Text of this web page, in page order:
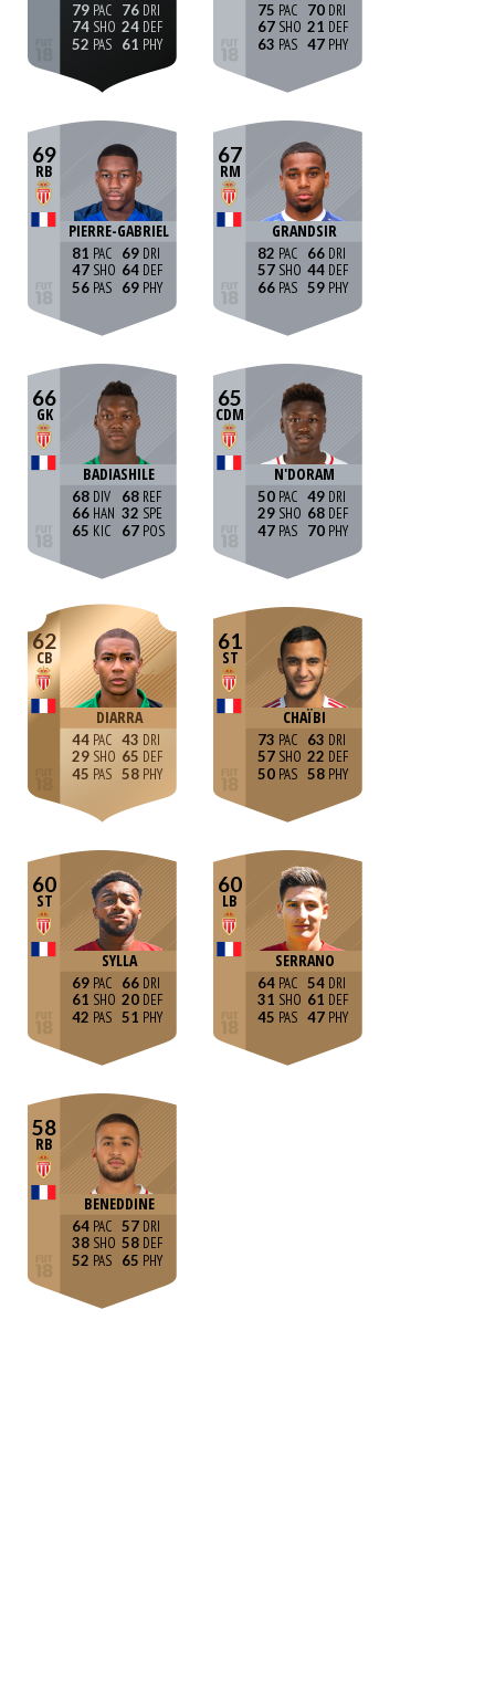
79
74
52
76
24
61
75
67
63
70
21
47
69
RB
PIERRE-GABRIEL
81
47
56
69
64
69
67
RM
GRANDSIR
82
57
66
66
44
59
66
GK
BADIASHILE
68
66
65
68
32
67
65
CDM
N'DORAM
50
29
47
49
68
70
62
CB
DIARRA
44
29
45
43
65
58
61
ST
CHAÏBI
73
57
50
63
22
58
60
ST
SYLLA
69
61
42
66
20
51
60
LB
SERRANO
64
31
45
54
61
47
58
RB
BENEDDINE
64
38
52
57
58
65